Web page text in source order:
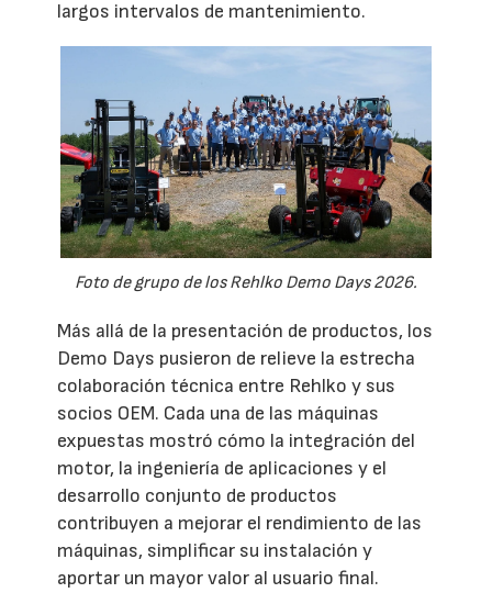
largos intervalos de mantenimiento.
Foto de grupo de los Rehlko Demo Days 2026.
Más allá de la presentación de productos, los
Demo Days pusieron de relieve la estrecha
colaboración técnica entre Rehlko y sus
socios OEM. Cada una de las máquinas
expuestas mostró cómo la integración del
motor, la ingeniería de aplicaciones y el
desarrollo conjunto de productos
contribuyen a mejorar el rendimiento de las
máquinas, simplificar su instalación y
aportar un mayor valor al usuario final.